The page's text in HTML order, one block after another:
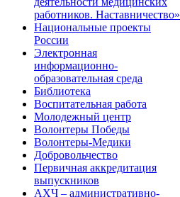
работников. Наставничество»
Национальные проекты
России
Электронная
информационно-
образовательная среда
Библиотека
Воспитательная работа
Молодежный центр
Волонтеры Победы
Волонтеры-Медики
Добровольчество
Первичная аккредитация
выпускников
АХЧ – административно-